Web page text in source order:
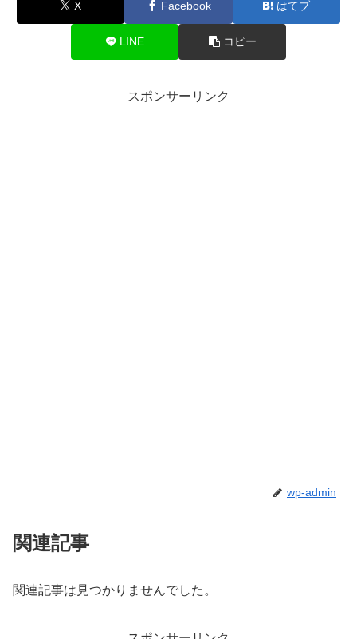
X Facebook はてブ
LINE コピー
スポンサーリンク
wp-admin
関連記事
関連記事は見つかりませんでした。